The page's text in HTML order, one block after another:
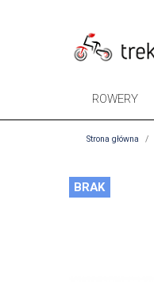
ROWERY
Strona główna
BRAK